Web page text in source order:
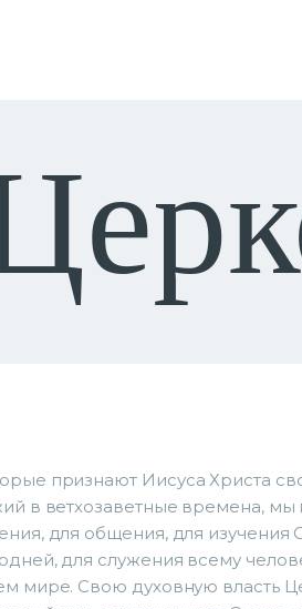
КОНТАКТЫ
признают Иисуса Христа
в ветхозаветные времена, мы
для общения, для изучения
для служения всему
мире. Свою духовную власть